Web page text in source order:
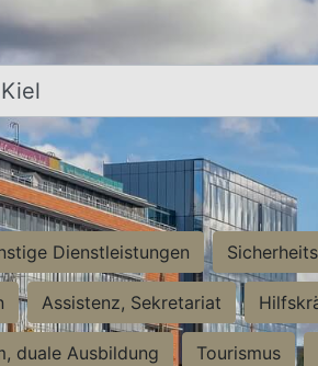
Stadt
Dienstleistungen
Assistenz, Sekretariat
duale Ausbildung Tourismus